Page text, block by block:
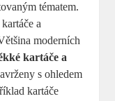
tématem.
a
moderních
kartáče a
s ohledem
kartáče